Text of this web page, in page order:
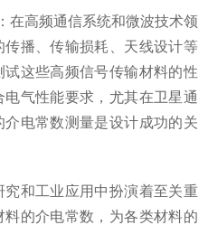
高频通信系统和微波技术领
播、传输损耗、天线设计等
这些高频信号传输材料的性
气性能要求，尤其在卫星通
电常数测量是设计成功的关
和工业应用中扮演着至关重
的介电常数，为各类材料的